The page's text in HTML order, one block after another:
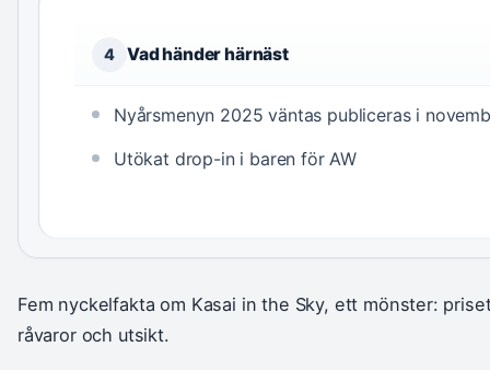
4 Vad händer härnäst
Nyårsmenyn 2025 väntas publiceras i
Utökat drop-in i baren för AW
Fem nyckelfakta om Kasai in the Sky, ett mönster:
råvaror och utsikt.